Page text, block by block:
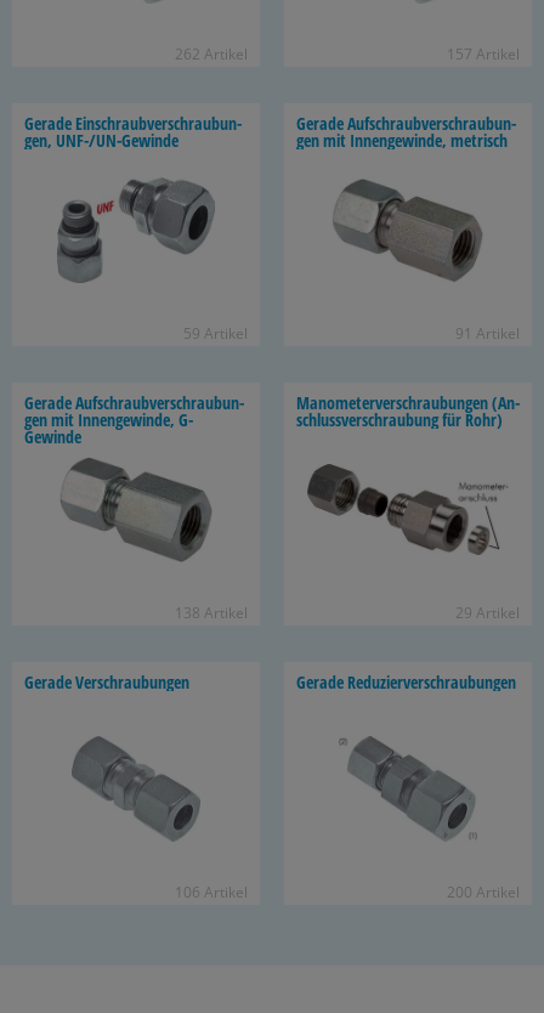
262 Ar­ti­kel 157 Ar­ti­kel
Ge­ra­de Ein­schraub­ver­schrau­bun­
gen, UNF-/UN-​Gewinde
59 Ar­ti­kel
Ge­ra­de Auf­schraub­ver­schrau­bun­
gen mit In­nen­ge­win­de, me­trisch
91 Ar­ti­kel
Ge­ra­de Auf­schraub­ver­schrau­bun­
gen mit In­nen­ge­win­de, G-​
Gewinde
138 Ar­ti­kel
Ma­no­me­ter­ver­schrau­bun­gen (An­
schluss­ver­schrau­bung für Rohr)
29 Ar­ti­kel
Ge­ra­de Ver­schrau­bun­gen
106 Ar­ti­kel
Ge­ra­de Re­du­zier­ver­schrau­bun­gen
200 Ar­ti­kel